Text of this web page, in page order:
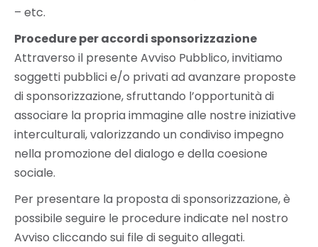
– etc.
Procedure per accordi sponsorizzazione
Attraverso il presente Avviso Pubblico, invitiamo
soggetti pubblici e/o privati ad avanzare proposte
di sponsorizzazione, sfruttando l’opportunità di
associare la propria immagine alle nostre iniziative
interculturali, valorizzando un condiviso impegno
nella promozione del dialogo e della coesione
sociale.
Per presentare la proposta di sponsorizzazione, è
possibile seguire le procedure indicate nel nostro
Avviso cliccando sui file di seguito allegati.